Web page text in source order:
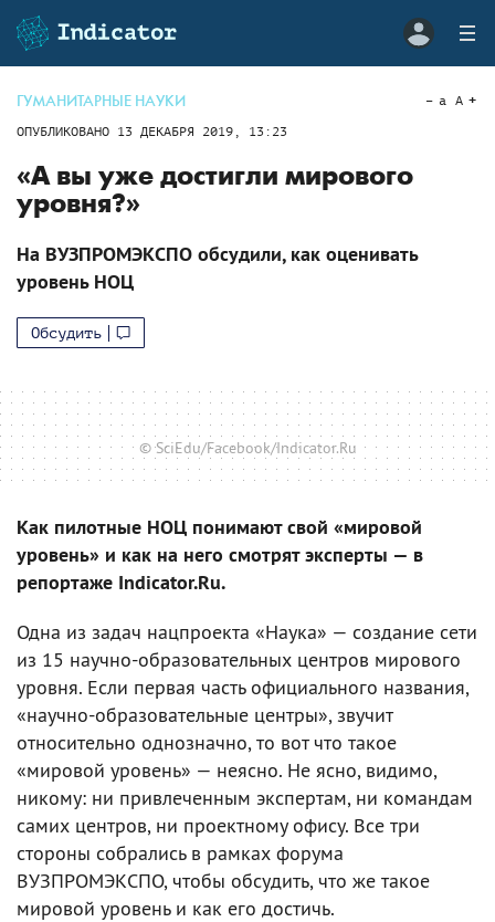
ГУМАНИТАРНЫЕ НАУКИ
ОПУБЛИКОВАНО 13 ДЕКАБРЯ 2019, 13:23
a A
«А вы уже достигли мирового
уровня?»
На ВУЗПРОМЭКСПО обсудили, как оценивать
уровень НОЦ
Обсудить
© SciEdu/Facebook/Indicator.Ru
Как пилотные НОЦ понимают свой «мировой
уровень» и как на него смотрят эксперты — в
репортаже Indicator.Ru.
Одна из задач нацпроекта «Наука» — создание сети
из 15 научно-образовательных центров мирового
уровня. Если первая часть официального названия,
«научно-образовательные центры», звучит
относительно однозначно, то вот что такое
«мировой уровень» — неясно. Не ясно, видимо,
никому: ни привлеченным экспертам, ни командам
самих центров, ни проектному офису. Все три
стороны собрались в рамках форума
ВУЗПРОМЭКСПО, чтобы обсудить, что же такое
мировой уровень и как его достичь.